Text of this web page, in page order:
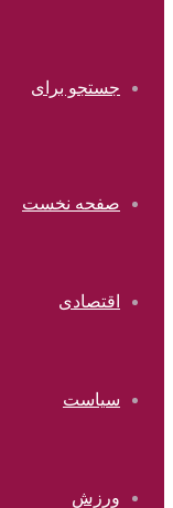
جستجو برای
صفحه نخست
اقتصادی
سیاست
ورزش